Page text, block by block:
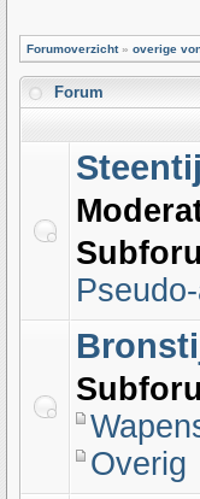
Forumoverzicht» overige
Forum
Overig